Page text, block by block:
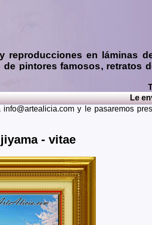
reproducciones en láminas
pintores famosos, retratos
grátis y sin
Barcelona, Burgos, Caceres,
Jaen, La Rioja, Leon, Lerida,
Soria, Tarragona, Teruel,
Le
y le pasaremos
- vitae